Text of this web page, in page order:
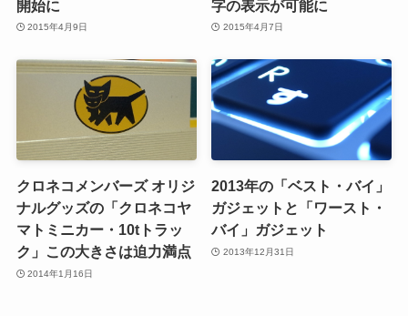
開始に
2015年4月9日
字の表示が可能に
2015年4月7日
クロネコメンバーズ オリジ
ナルグッズの「クロネコヤ
マトミニカー・10tトラッ
ク」この大きさは迫力満点
2014年1月16日
2013年の「ベスト・バイ」
ガジェットと「ワースト・
バイ」ガジェット
2013年12月31日